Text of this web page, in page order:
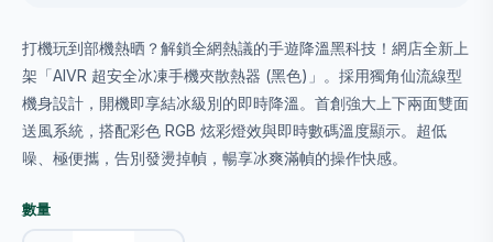
打機玩到部機熱晒？解鎖全網熱議的手遊降溫黑科技！網店全新上
架「AIVR 超安全冰凍手機夾散熱器 (黑色)」。採用獨角仙流線型
機身設計，開機即享結冰級別的即時降溫。首創強大上下兩面雙面
送風系統，搭配彩色 RGB 炫彩燈效與即時數碼溫度顯示。超低
噪、極便攜，告別發燙掉幀，暢享冰爽滿幀的操作快感。
數量